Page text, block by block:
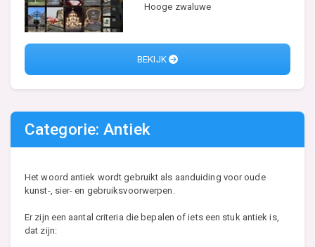
Hooge zwaluwe
BEKIJK
Categorie: Antiek
Het woord antiek wordt gebruikt als aanduiding voor oude
kunst-, sier- en gebruiksvoorwerpen.
Er zijn een aantal criteria die bepalen of iets een stuk antiek is,
dat zijn: